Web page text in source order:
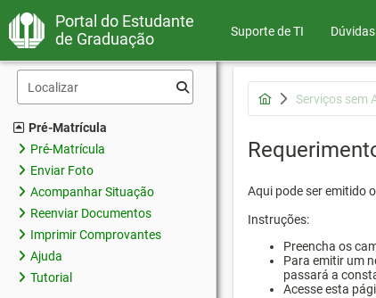
Portal do Estudante
de Graduação
Suporte de TI
Pré-Matrícula
Pré-Matrícula
Enviar Foto
Acompanhar Situação
Reenviar Documentos
Imprimir Comprovantes
Ajuda
Tutorial
Serviços sem
Aqui pode ser emitido
Instruções:
Preencha os
Para emitir um
passará a
Acesse esta